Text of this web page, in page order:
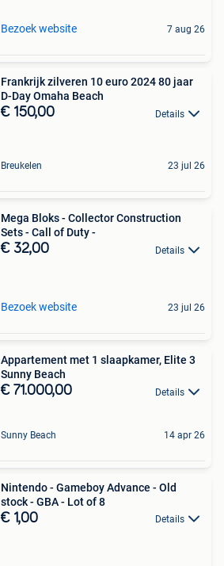
Bezoek website 7 aug 26
Frankrijk zilveren 10 euro 2024 80 jaar
D-Day Omaha Beach
€ 150,00 Details
Breukelen 23 jul 26
Mega Bloks - Collector Construction
Sets - Call of Duty -
€ 32,00 Details
Bezoek website 23 jul 26
Appartement met 1 slaapkamer, Elite 3
Sunny Beach
€ 71.000,00 Details
Sunny Beach 14 apr 26
Nintendo - Gameboy Advance - Old
stock - GBA - Lot of 8
€ 1,00 Details